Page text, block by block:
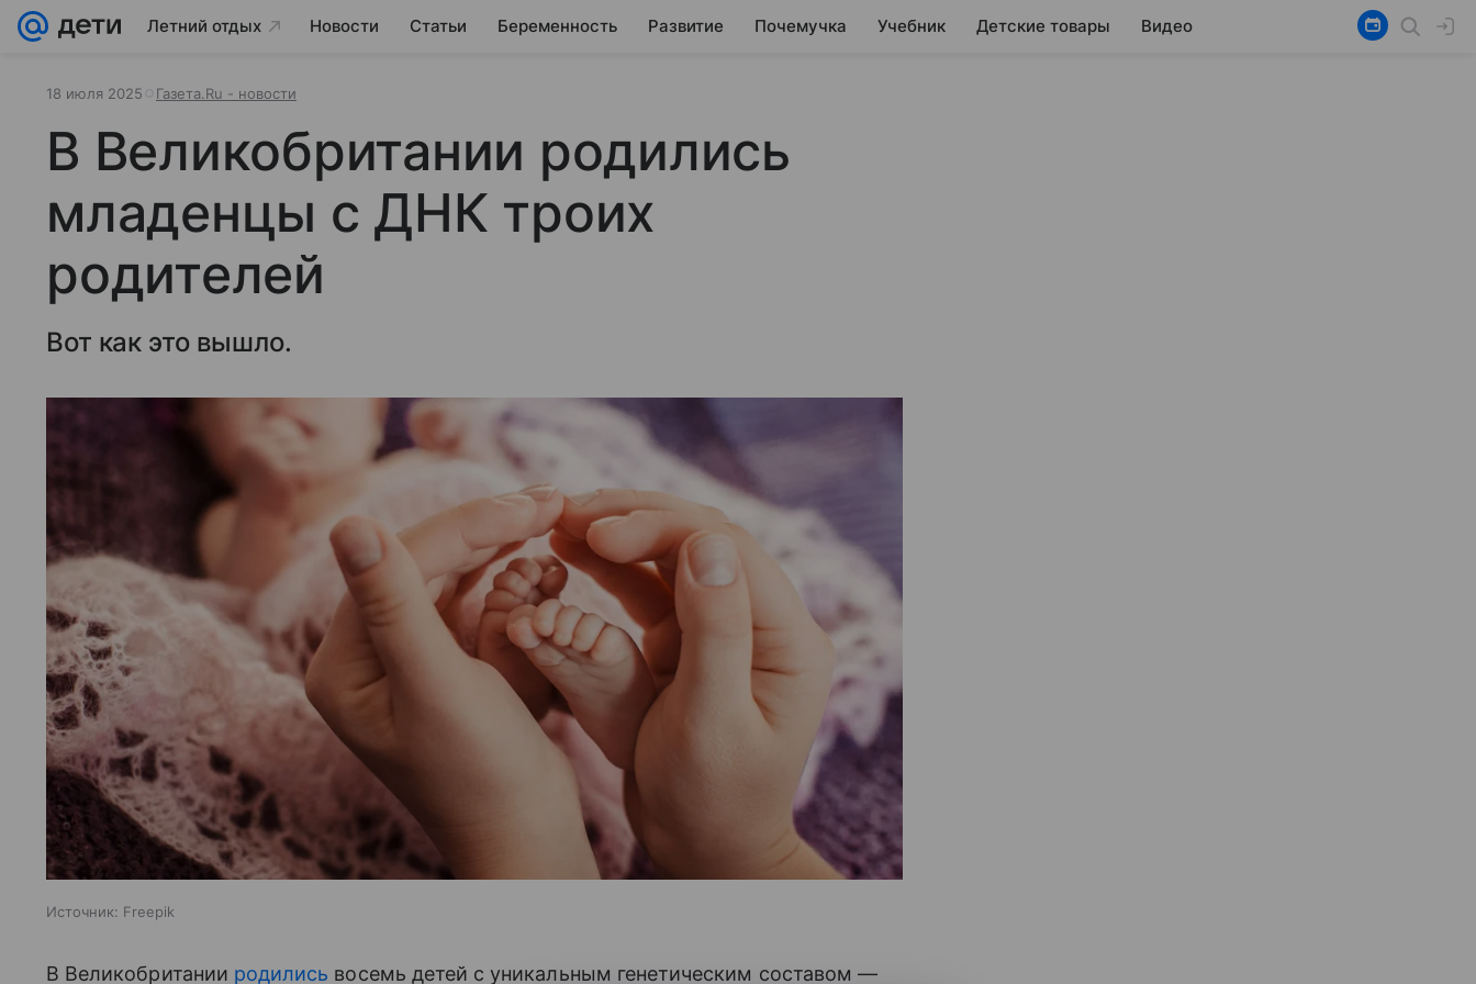
Летний отдых Новости Статьи Беременность Развитие Почемучка Учебник Детские товары Видео
18 июля 2025 Газета.Ru - новости
В Великобритании родились
младенцы с ДНК троих
родителей
Вот как это вышло.
Источник: Freepik
В Великобритании родились восемь детей с уникальным генетическим составом —